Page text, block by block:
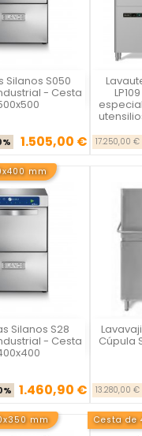
Silanos S050
- Cesta
Precio base
Precio
1.505,00 €

17.250,00 €
mm
Silanos S28
- Cesta
Precio base
Precio
1.460,90 €
 Cúpula
13.280,00 €
mm Cesta de